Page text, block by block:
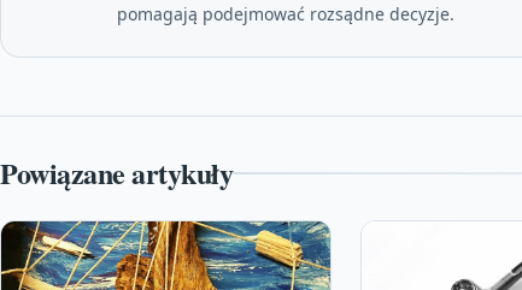
pomagają podejmować rozsądne decyzje.
Powiązane artykuły